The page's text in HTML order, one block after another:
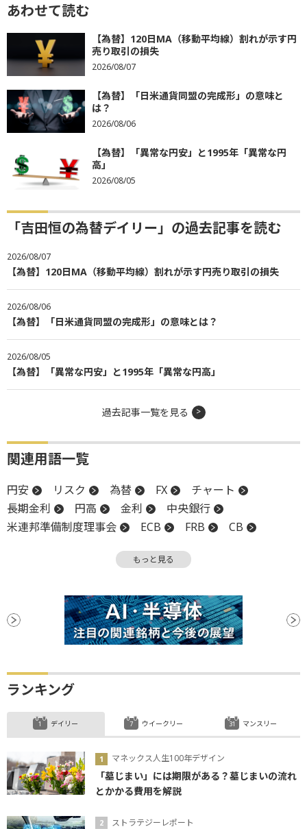
あわせて読む
【為替】120日MA（移動平均線）割れが示す円
売り取引の損失
2026/08/07
【為替】「日米通貨同盟の完成形」の意味と
は？
2026/08/06
【為替】「異常な円安」と1995年「異常な円
高」
2026/08/05
「吉田恒の為替デイリー」の過去記事を読む
2026/08/07
【為替】120日MA（移動平均線）割れが示す円売り取引の損失
2026/08/06
【為替】「日米通貨同盟の完成形」の意味とは？
2026/08/05
【為替】「異常な円安」と1995年「異常な円高」
過去記事一覧を見る
関連用語一覧
円安 リスク 為替 FX
チャート
長期金利
円高 金利
中央銀行
米連邦準備制度理事会
ECB FRB
CB
もっと見る
ランキング
デイリー
マネックス人生100年デザイン
「墓じまい」には期限がある？墓じまいの流れ
とかかる費用を解説
ストラテジーレポート
ウイークリー マンスリー